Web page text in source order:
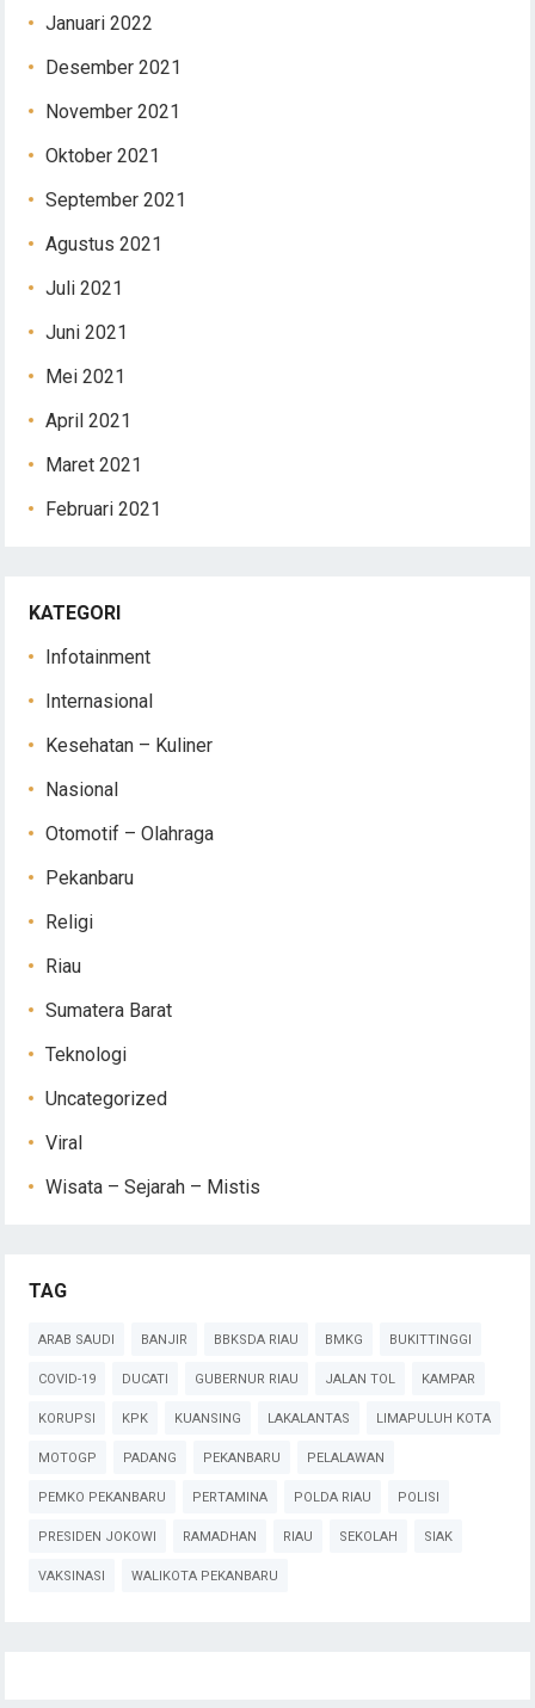
Januari 2022
Desember 2021
November 2021
Oktober 2021
September 2021
Agustus 2021
Juli 2021
Juni 2021
Mei 2021
April 2021
Maret 2021
Februari 2021
KATEGORI
Infotainment
Internasional
Kesehatan – Kuliner
Nasional
Otomotif – Olahraga
Pekanbaru
Religi
Riau
Sumatera Barat
Teknologi
Uncategorized
Viral
Wisata – Sejarah – Mistis
TAG
ARAB SAUDI BANJIR BBKSDA RIAU BMKG BUKITTINGGI
COVID-19 DUCATI GUBERNUR RIAU JALAN TOL KAMPAR
KORUPSI KPK KUANSING LAKALANTAS LIMAPULUH KOTA
MOTOGP PADANG PEKANBARU PELALAWAN
PEMKO PEKANBARU PERTAMINA POLDA RIAU POLISI
PRESIDEN JOKOWI RAMADHAN RIAU SEKOLAH SIAK
VAKSINASI WALIKOTA PEKANBARU